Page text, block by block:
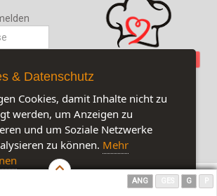
ANG G
& Datenschutz
Cookies, damit Inhalte nicht zu
werden, um Anzeigen zu
und um Soziale Netzwerke
zu können. Mehr
Customise Cookies